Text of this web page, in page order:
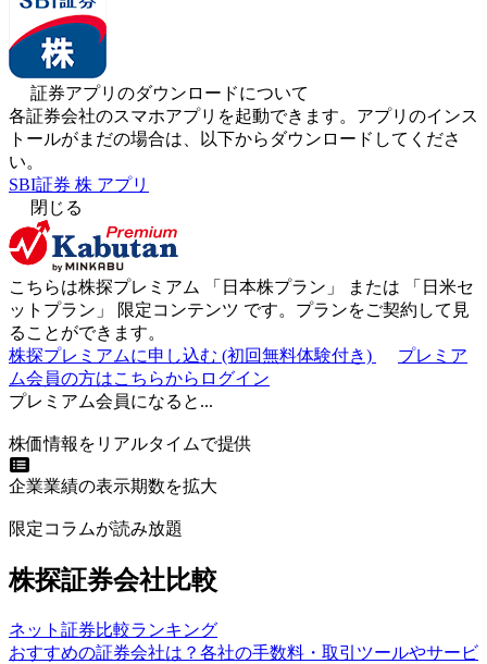
証券アプリのダウンロードについて
各証券会社のスマホアプリを起動できます。アプリのインス
トールがまだの場合は、以下からダウンロードしてくださ
い。
SBI証券 株 アプリ
閉じる
こちらは株探プレミアム 「 日本株プラン 」 または 「 日米セ
ットプラン 」 限定コンテンツ です。プランをご契約して見
ることができます。
株探プレミアムに申し込む (初回無料体験付き)
プレミア
ム会員の方はこちらからログイン
プレミアム会員になると...
株価情報をリアルタイムで提供
企業業績の表示期数を拡大
限定コラムが読み放題
株探証券会社比較
ネット証券比較ランキング
おすすめの証券会社は？各社の手数料・取引ツールやサービ